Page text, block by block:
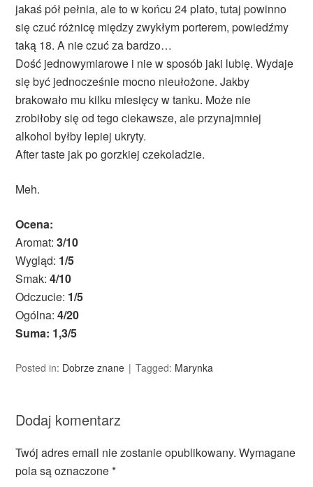
jakaś pół pełnia, ale to w końcu 24 plato, tutaj powinno
się czuć różnicę między zwykłym porterem, powiedźmy
taką 18. A nie czuć za bardzo…
Dość jednowymiarowe i nie w sposób jaki lubię. Wydaje
się być jednocześnie mocno nieułożone. Jakby
brakowało mu kilku miesięcy w tanku. Może nie
zrobiłoby się od tego ciekawsze, ale przynajmniej
alkohol byłby lepiej ukryty.
After taste jak po gorzkiej czekoladzie.
Meh.
Ocena:
Aromat:3/10
Wygląd: 1/5
Smak:4/10
Odczucie: 1/5
Ogólna:4/20
Suma: 1,3/5
Posted in: Dobrze znane Tagged: Marynka
Dodaj komentarz
Twój adres email nie zostanie opublikowany. Wymagane
pola są oznaczone*